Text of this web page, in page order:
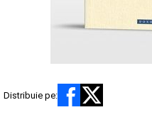
Distribuie pe: